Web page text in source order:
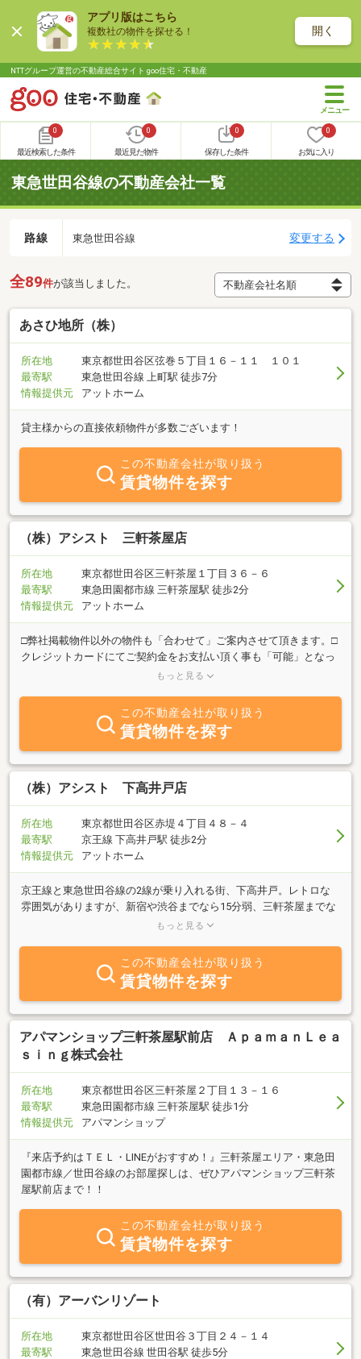
アプリ版はこちら
複数社の物件を探せる！ 開く
NTTグループ運営の不動産総合サイト goo住宅・不動産
0
最近検索した条件
0
最近見た物件
0
保存した条件
0
お気に入り
東急世田谷線の不動産会社一覧
路線 東急世田谷線 変更する
全89件が該当しました。
あさひ地所（株）
所在地
東京都世田谷区弦巻５丁目１６－１１ １０１
最寄駅
東急世田谷線 上町駅 徒歩7分
情報提供元
アットホーム
貸主様からの直接依頼物件が多数ございます！
この不動産会社が取り扱う
賃貸物件を探す
（株）アシスト 三軒茶屋店
所在地
東京都世田谷区三軒茶屋１丁目３６－６
最寄駅
東急田園都市線 三軒茶屋駅 徒歩2分
情報提供元
アットホーム
□弊社掲載物件以外の物件も「合わせて」ご案内させて頂きます。□
クレジットカードにてご契約金をお支払い頂く事も「可能」となっ
ております。お気軽にお申し付けください。□オンラインにて物件
が不安」「賃料等交渉してほしい」など、どんな難しい条件でも遠
慮なく「ご相談」下さい。□広範囲でお探しの方、どこまででも
「お付き合いさせて頂きます！」アシスト三軒茶屋店スタッフ一
同、心よりお待ちしております♪
もっと見る
この不動産会社が取り扱う
賃貸物件を探す
（株）アシスト 下高井戸店
所在地
東京都世田谷区赤堤４丁目４８－４
最寄駅
京王線 下高井戸駅 徒歩2分
情報提供元
アットホーム
京王線と東急世田谷線の2線が乗り入れる街、下高井戸。レトロな
雰囲気がありますが、新宿や渋谷までなら15分弱、三軒茶屋までな
ら16分で移動可能なアクセス良好なエリアです。下高井戸駅周辺に
商店、飲食店などが豊富にあるので、お買い物や外食に便利な街で
す。駅周辺の商店街から離れると、落ち着いた住宅街が広がってい
ます。日本大学が近く、また周辺駅と比べると家賃相場が低めなの
で、学生向けの物件が充実しています。駅近くには羽根木公園や赤
池公園、学問の神様を祀る菅原神社も。子育てをしやすい環境が整
っているのも、下高井戸に住む魅力でしょう。
もっと見る
この不動産会社が取り扱う
賃貸物件を探す
アパマンショップ三軒茶屋駅前店 ＡｐａｍａｎＬｅａ
ｓｉｎｇ株式会社
所在地
東京都世田谷区三軒茶屋２丁目１３－１６
最寄駅
東急田園都市線 三軒茶屋駅 徒歩1分
情報提供元
アパマンショップ
『来店予約はＴＥＬ・LINEがおすすめ！』三軒茶屋エリア・東急田
園都市線／世田谷線のお部屋探しは、ぜひアパマンショップ三軒茶
屋駅前店まで！！
この不動産会社が取り扱う
賃貸物件を探す
（有）アーバンリゾート
所在地
東京都世田谷区世田谷３丁目２４－１４
最寄駅
東急世田谷線 世田谷駅 徒歩5分